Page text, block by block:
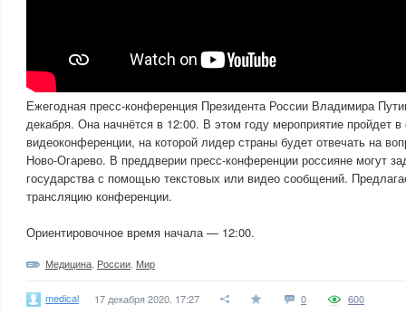
Ежегодная пресс-конференция Президента России Владимира
декабря. Она начнётся в 12:00. В этом году мероприятие пройдет
видеоконференции, на которой лидер страны будет отвечать на
Ново-Огарево. В преддверии пресс-конференции россияне могут
государства с помощью текстовых или видео сообщений.
трансляцию конференции.
Ориентировочное время начала — 12:00.
Медицина России Мир
medical 17 декабря 2020, 17:27 0 600